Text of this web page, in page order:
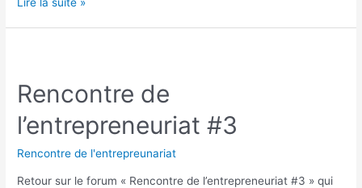
Rencontre de
l’entrepreneuriat #3
Rencontre de l'entrepreunariat
Retour sur le forum « Rencontre de l’entrepreneuriat #3 » qui